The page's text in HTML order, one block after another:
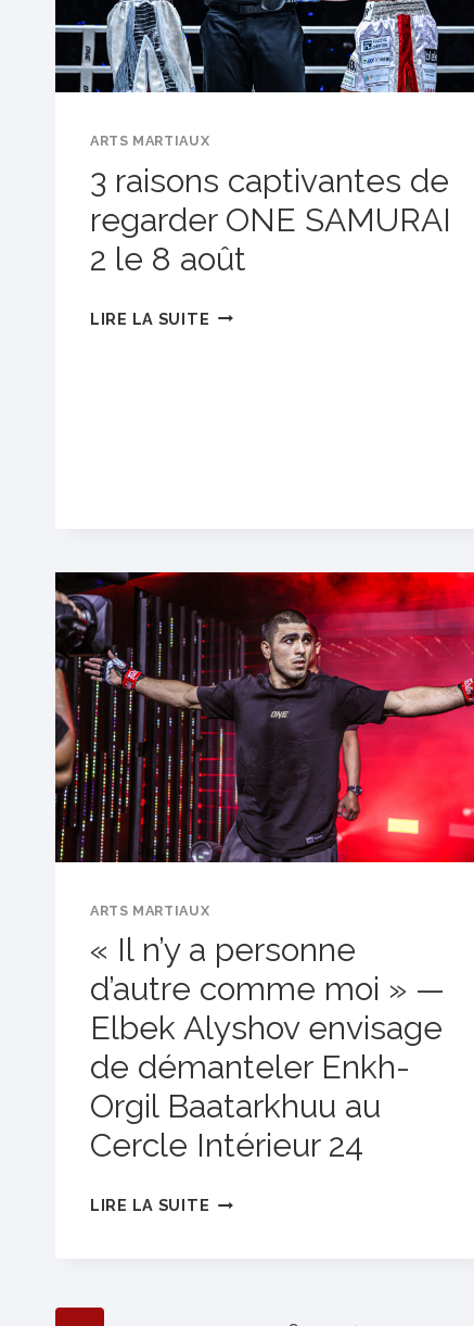
ARTS MARTIAUX
3 raisons captivantes de
regarder ONE SAMURAI
2 le 8 août
LIRE LA SUITE
AOÛT
ARTS MARTIAUX
« Il n’y a personne
d’autre comme moi » —
Elbek Alyshov envisage
de démanteler Enkh-
Orgil Baatarkhuu au
Cercle Intérieur 24
LIRE LA SUITE
PERSONNE